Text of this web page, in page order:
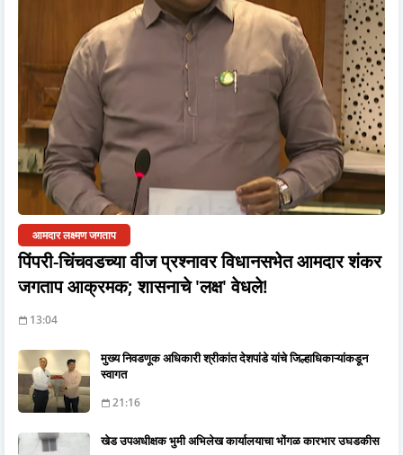
आमदार लक्ष्मण जगताप
पिंपरी-चिंचवडच्या वीज प्रश्नावर विधानसभेत आमदार शंकर
जगताप आक्रमक; शासनाचे 'लक्ष' वेधले!
13:04
मुख्य निवडणूक अधिकारी श्रीकांत देशपांडे यांचे जिल्हाधिकाऱ्यांकडून
स्वागत
21:16
खेड उपअधीक्षक भुमी अभिलेख कार्यालयाचा भोंगळ कारभार उघडकीस